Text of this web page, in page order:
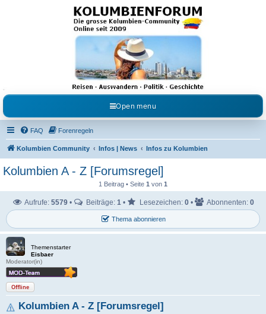
Kolumbienforum - Das
grosse Forum der
Freunde Kolumbiens
Reisen, Auswandern, Kultur, Politik, Geschichte und Visum in Kolumbien und Venezuela.
Austausch, Erfahrungen und Gemeinschaft im Kolumbienforum
Open menu
FAQ Forenregeln
Kolumbien Community Infos | News Infos zu Kolumbien
Kolumbien A - Z [Forumsregel]
1 Beitrag • Seite 1 von 1
Thema abonnieren
Aufrufe: 5579• Beiträge: 1 • Lesezeichen: 0• Abonnenten: 0
Themenstarter
Eisbaer
Moderator(in)
Offline
Kolumbien A - Z [Forumsregel]